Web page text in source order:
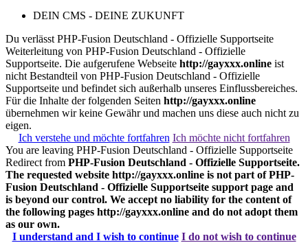
DEIN CMS - DEINE ZUKUNFT
Du verlässt PHP-Fusion Deutschland - Offizielle Supportseite
Weiterleitung von PHP-Fusion Deutschland - Offizielle
Supportseite. Die aufgerufene Webseite http://gayxxx.online ist
nicht Bestandteil von PHP-Fusion Deutschland - Offizielle
Supportseite und befindet sich außerhalb unseres Einflussbereiches.
Für die Inhalte der folgenden Seiten http://gayxxx.online
übernehmen wir keine Gewähr und machen uns diese auch nicht zu
eigen.
Ich verstehe und möchte fortfahren Ich möchte nicht fortfahren
You are leaving PHP-Fusion Deutschland - Offizielle Supportseite
Redirect from PHP-Fusion Deutschland - Offizielle Supportseite.
The requested website http://gayxxx.online is not part of PHP-
Fusion Deutschland - Offizielle Supportseite support page and
is beyond our control. We accept no liability for the content of
the following pages http://gayxxx.online and do not adopt them
as our own.
I understand and I wish to continue I do not wish to continue